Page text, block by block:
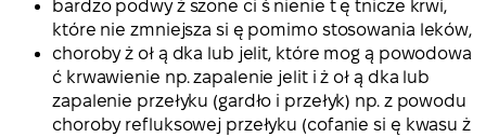
bardzo podwy ż szone ci ś nienie t ę tnicze krwi,
które nie zmniejsza si ę pomimo stosowania leków,
choroby ż oł ą dka lub jelit, które mog ą powodowa
ć krwawienie np. zapalenie jelit i ż oł ą dka lub
zapalenie przełyku (gardło i przełyk) np. z powodu
choroby refluksowej przełyku (cofanie si ę kwasu ż